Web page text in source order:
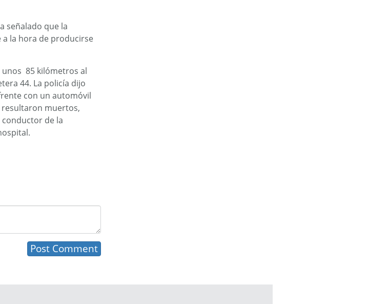
señalado que la
la hora de producirse
85 kilómetros al
44. La policía dijo
con un automóvil
resultaron muertos,
de la